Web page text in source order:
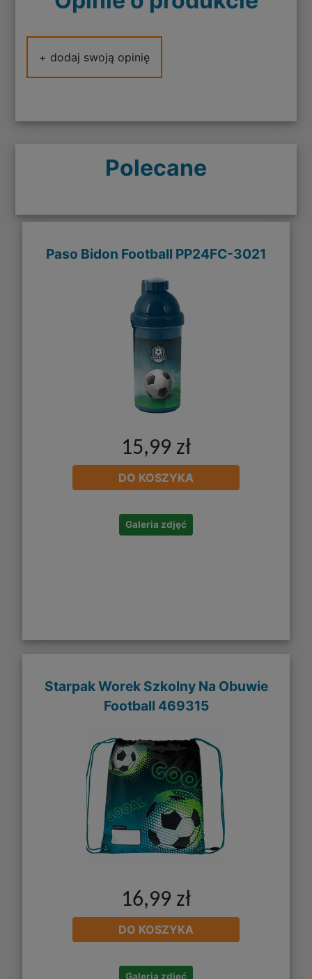
+ dodaj swoją opinię
Polecane
Paso Bidon Football PP24FC-3021
15,99 zł
DO KOSZYKA
Galeria zdjęć
Starpak Worek Szkolny Na Obuwie
Football 469315
16,99 zł
DO KOSZYKA
Galeria zdjęć